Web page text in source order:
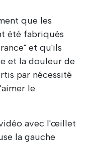
que les
été fabriqués
et qu'ils
et la douleur de
par nécessité
le
vidéo avec l'œillet
la gauche